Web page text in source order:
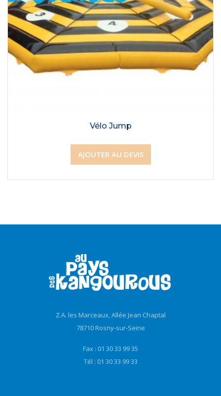
Vélo Jump
AJOUTER AU DEVIS
Z.A. les Marceaux, Allée Jean Chaptal
78710 Rosny-sur-Seine
Fax : 01 30 33 99 35
Tél : 01 30 33 99 33